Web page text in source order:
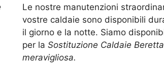
Le nostre manutenzioni
vostre caldaie sono disponibili
il giorno e la notte. Siamo
per la Sostituzione Caldaie
meravigliosa.